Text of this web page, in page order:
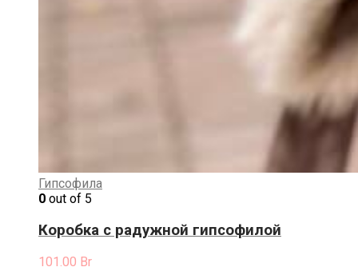
Гипсофила
0 out of 5
Коробка с радужной гипсофилой
101.00 Br